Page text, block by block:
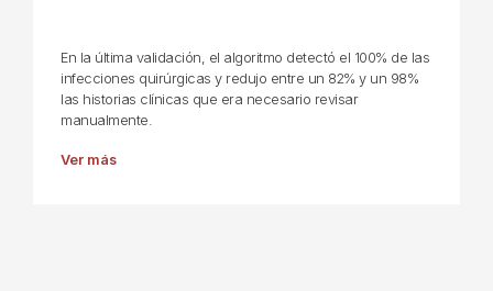
En la última validación, el algoritmo detectó el 100% de las
infecciones quirúrgicas y redujo entre un 82% y un 98%
las historias clínicas que era necesario revisar
manualmente.
Ver más